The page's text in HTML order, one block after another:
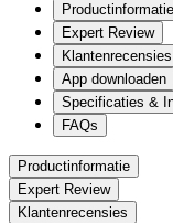
Productinformatie
Expert Review
Klantenrecensies
App downloaden
Specificaties &
FAQs
Productinformatie
Expert Review
Klantenrecensies